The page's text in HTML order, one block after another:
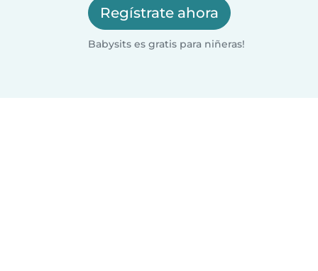
Regístrate ahora
Babysits es gratis para niñeras!